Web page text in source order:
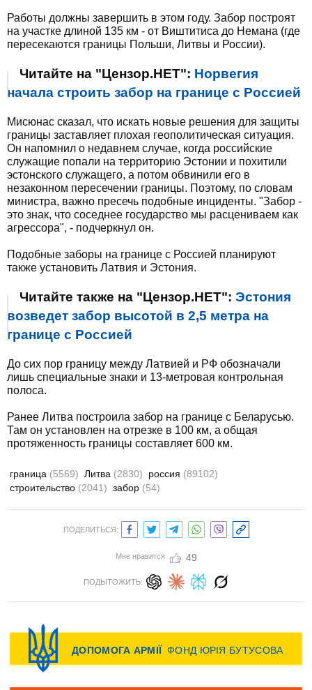
Работы должны завершить в этом году. Забор построят
на участке длиной 135 км - от Виштитиса до Немана (где
пересекаются границы Польши, Литвы и России).
Читайте на "Цензор.НЕТ": Норвегия
начала строить забор на границе с Россией
Мисюнас сказал, что искать новые решения для защиты
границы заставляет плохая геополитическая ситуация.
Он напомнил о недавнем случае, когда российские
служащие попали на территорию Эстонии и похитили
эстонского служащего, а потом обвинили его в
незаконном пересечении границы. Поэтому, по словам
министра, важно пресечь подобные инциденты. "Забор -
это знак, что соседнее государство мы расцениваем как
агрессора", - подчеркнул он.
Подобные заборы на границе с Россией планируют
также установить Латвия и Эстония.
Читайте также на "Цензор.НЕТ": Эстония
возведет забор высотой в 2,5 метра на
границе с Россией
До сих пор границу между Латвией и РФ обозначали
лишь специальные знаки и 13-метровая контрольная
полоса.
Ранее Литва построила забор на границе с Беларусью.
Там он установлен на отрезке в 100 км, а общая
протяженность границы составляет 600 км.
граница (5569) Литва (2830) россия (89102)
строительство (2041) забор (54)
ПОДЕЛИТЬСЯ:
Мне нравится 49
ПОДЫТОЖИТЬ: